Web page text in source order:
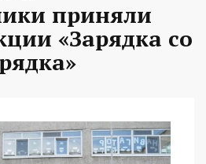
приняли
«Зарядка со